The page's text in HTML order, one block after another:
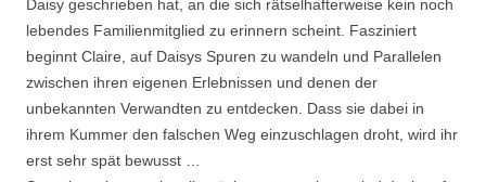
Daisy geschrieben hat, an die sich rätselhafterweise kein noch
lebendes Familienmitglied zu erinnern scheint. Fasziniert
beginnt Claire, auf Daisys Spuren zu wandeln und Parallelen
zwischen ihren eigenen Erlebnissen und denen der
unbekannten Verwandten zu entdecken. Dass sie dabei in
ihrem Kummer den falschen Weg einzuschlagen droht, wird ihr
erst sehr spät bewusst …